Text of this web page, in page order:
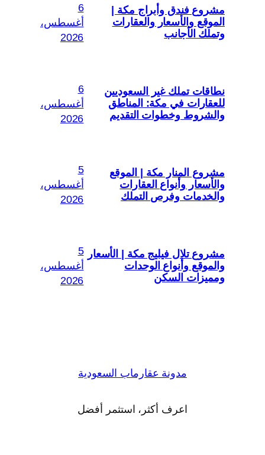
مشروع فندق وأبراج مكة |
الموقع والأسعار والعقارات
وتملك الأجانب
6
أغسطس،
2026
نطاقات تملك غير السعوديين
للعقارات في مكة: المناطق
والشروط وخطوات التقديم
6
أغسطس،
2026
مشروع المنار مكة | الموقع
والأسعار وأنواع العقارات
والخدمات وفرص التملك
5
أغسطس،
2026
مشروع تلال فيليج مكة | الأسعار
والموقع وأنواع الوحدات
ومميزات السكن
5
أغسطس،
2026
مدونة عقارماب السعودية
اعرف أكثر، استثمر أفضل